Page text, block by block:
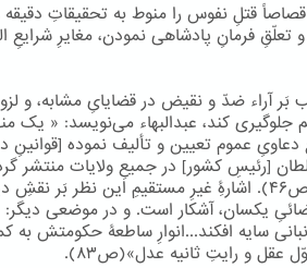
قتلِ نفوس را منوط به تحقیقاتِ
فرمانِ پادشاهی نمودن، مغایرِ شرایعِ
بَر آراء ضدّ و نقیض در قضایایِ مشابه، و
کند، عبدالبهاء می‌نویسد: « یک
عموم تعیین و تألیف نموده [قوانینِ
[رئیسِ کشور] در جمیعِ ولایات منتشر
موجبِ آن حُکم جاری شود» (ص۴۶). اشارۀِ غیرِ مستقیمِ این نظر بَر
یکسان، آشکار است. و در موضعی
سایه افکند...انوارِ ساطعۀ حکومتش به
عقل و رایتِ ثانیه عدل»(ص۸۳).